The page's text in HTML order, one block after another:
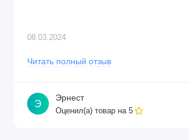
08.03.2024
Читать полный отзыв
Э
Эрнест
Оценил(а) товар на 5